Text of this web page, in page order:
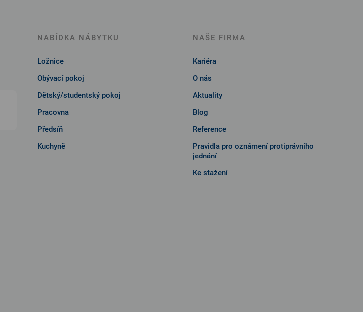
NABÍDKA NÁBYTKU
Ložnice
Obývací pokoj
Dětský/studentský pokoj
Pracovna
Předsíň
Kuchyně
NAŠE FIRMA
Kariéra
O nás
Aktuality
Blog
Reference
Pravidla pro oznámení protiprávního
jednání
Ke stažení